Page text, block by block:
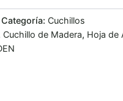
Categoría: Cuchillos
Cuchillo de Madera, Hoja de